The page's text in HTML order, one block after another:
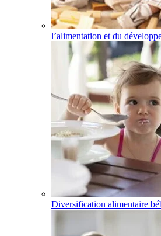
l’alimentation et du
Diversification alimentaire